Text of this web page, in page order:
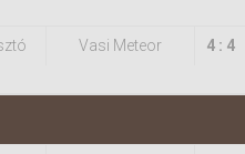
Vasi Meteor 4 : 4